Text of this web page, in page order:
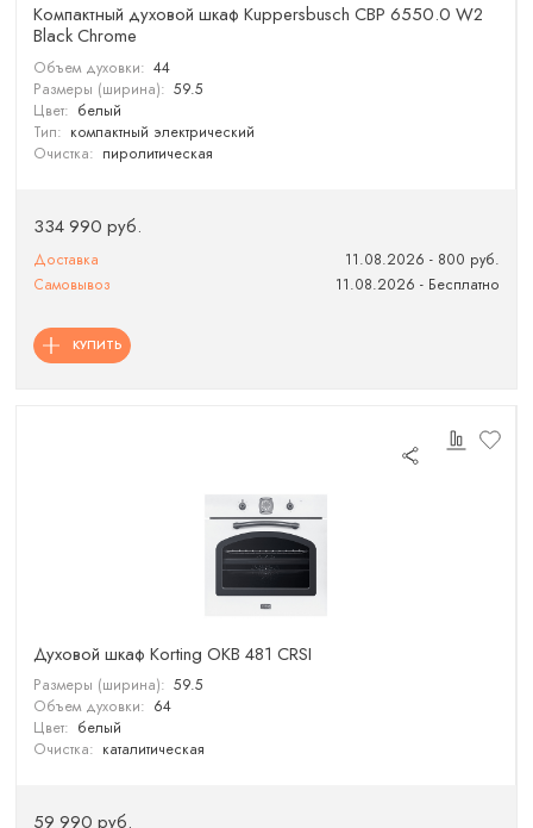
Компактный духовой шкаф Kuppersbusch CBP 6550.0 W2
Black Chrome
Объем духовки: 44
Размеры (ширина): 59.5
Цвет: белый
Тип: компактный электрический
Очистка: пиролитическая
334 990 руб.
Доставка
11.08.2026 - 800 руб.
Самовывоз
11.08.2026 - Бесплатно
КУПИТЬ
Духовой шкаф Korting OKB 481 CRSI
Размеры (ширина): 59.5
Объем духовки: 64
Цвет: белый
Очистка: каталитическая
59 990 руб.